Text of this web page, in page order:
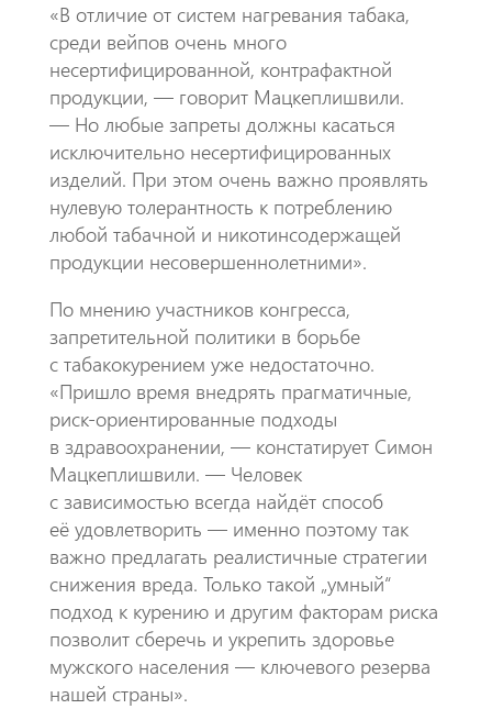
«В отличие от систем нагревания табака,
среди вейпов очень много
несертифицированной, контрафактной
продукции, — говорит Мацкеплишвили.
— Но любые запреты должны касаться
исключительно несертифицированных
изделий. При этом очень важно проявлять
нулевую толерантность к потреблению
любой табачной и никотинсодержащей
продукции несовершеннолетними».
По мнению участников конгресса,
запретительной политики в борьбе
с табакокурением уже недостаточно.
«Пришло время внедрять прагматичные,
риск-ориентированные подходы
в здравоохранении, — констатирует Симон
Мацкеплишвили. — Человек
с зависимостью всегда найдёт способ
её удовлетворить — именно поэтому так
важно предлагать реалистичные стратегии
снижения вреда. Только такой „умный“
подход к курению и другим факторам риска
позволит сберечь и укрепить здоровье
мужского населения — ключевого резерва
нашей страны».